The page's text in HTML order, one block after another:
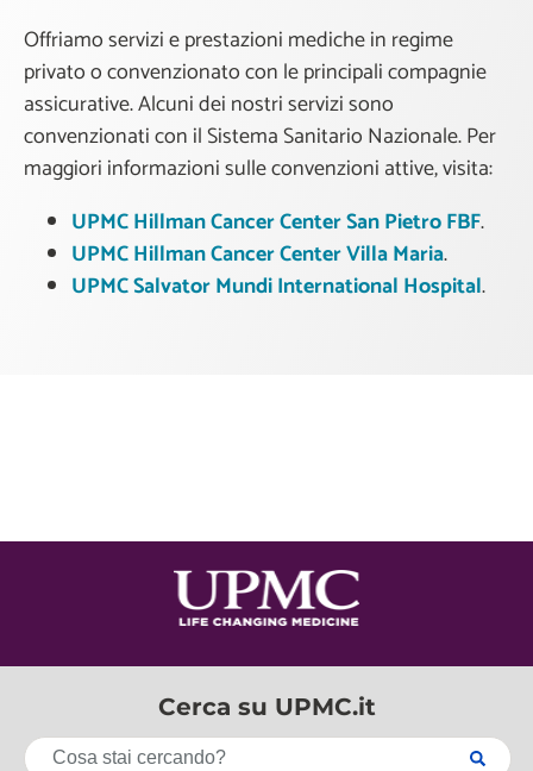
Offriamo servizi e prestazioni mediche in regime
privato o convenzionato con le principali compagnie
assicurative. Alcuni dei nostri servizi sono
convenzionati con il Sistema Sanitario Nazionale. Per
maggiori informazioni sulle convenzioni attive, visita:
UPMC Hillman Cancer Center San Pietro FBF.
UPMC Hillman Cancer Center Villa Maria.
UPMC Salvator Mundi International Hospital.
Cerca su UPMC.it